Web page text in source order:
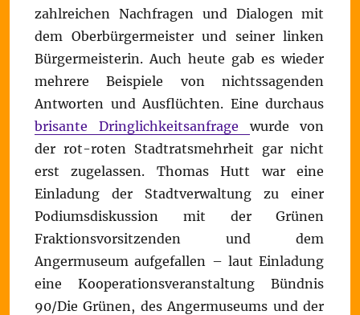
zahlreichen Nachfragen und Dialogen mit
dem Oberbürgermeister und seiner linken
Bürgermeisterin. Auch heute gab es wieder
mehrere Beispiele von nichtssagenden
Antworten und Ausflüchten. Eine durchaus
brisante Dringlichkeitsanfrage wurde von
der rot-roten Stadtratsmehrheit gar nicht
erst zugelassen. Thomas Hutt war eine
Einladung der Stadtverwaltung zu einer
Podiumsdiskussion mit der Grünen
Fraktionsvorsitzenden und dem
Angermuseum aufgefallen – laut Einladung
eine Kooperationsveranstaltung Bündnis
90/Die Grünen, des Angermuseums und der